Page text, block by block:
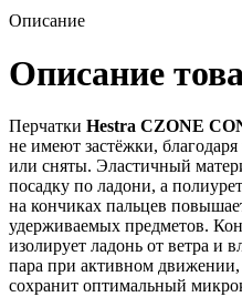
Описание
Описание
Перчатки Hestra CZONE
не имеют застёжки,
или сняты. Эластичный
посадку по ладони, а
на кончиках пальцев
удерживаемых предметов.
изолирует ладонь от ветра и
пара при активном движении,
сохранит оптимальный